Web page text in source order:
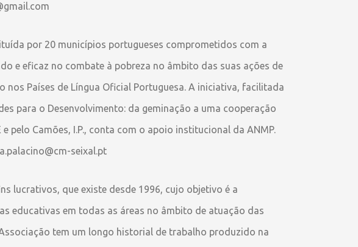
por 20 municípios portugueses comprometidos com a
e eficaz no combate à pobreza no âmbito das suas ações de
nos Países de Língua Oficial Portuguesa. A iniciativa, facilitada
para o Desenvolvimento: da geminação a uma cooperação
pelo Camões, I.P., conta com o apoio institucional da ANMP.
seixal.pt
lucrativos, que existe desde 1996, cujo objetivo é a
educativas em todas as áreas no âmbito de atuação das
tem um longo historial de trabalho produzido na